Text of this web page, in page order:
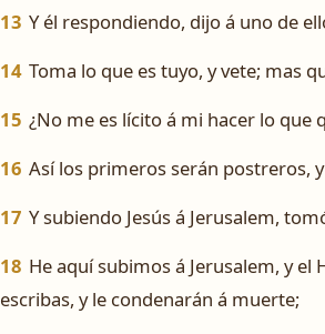
13 Y él respondiendo, dijo á uno de
14 Toma lo que es tuyo, y vete; mas
15 ¿No me es lícito á mi hacer lo que
16 Así los primeros serán postreros,
17 Y subiendo Jesús á Jerusalem,
18 He aquí subimos á Jerusalem, y
escribas, y le condenarán á muerte;